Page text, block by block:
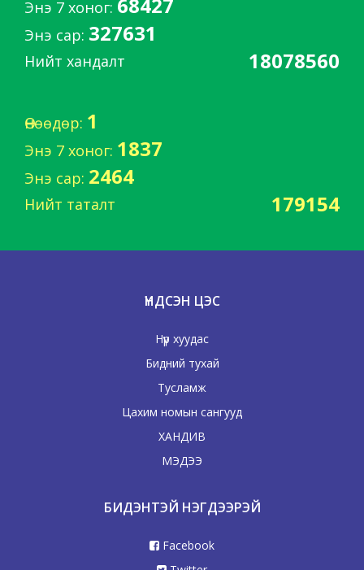
Энэ 7 хоног: 68427
Энэ сар: 327631
Нийт хандалт 18078560
Өнөөдөр: 1
Энэ 7 хоног: 1837
Энэ сар: 2464
Нийт таталт 179154
ҮНДСЭН ЦЭС
Нүүр хуудас
Бидний тухай
Тусламж
Цахим номын сангууд
ХАНДИВ
МЭДЭЭ
БИДЭНТЭЙ НЭГДЭЭРЭЙ
Facebook